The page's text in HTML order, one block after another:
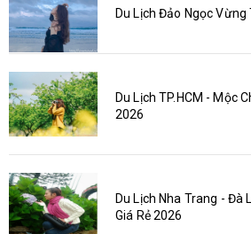
Du Lịch Đảo Ngọc Vừng
Du Lịch TP.HCM - Mộc
2026
Du Lịch Nha Trang - Đà
Giá Rẻ 2026